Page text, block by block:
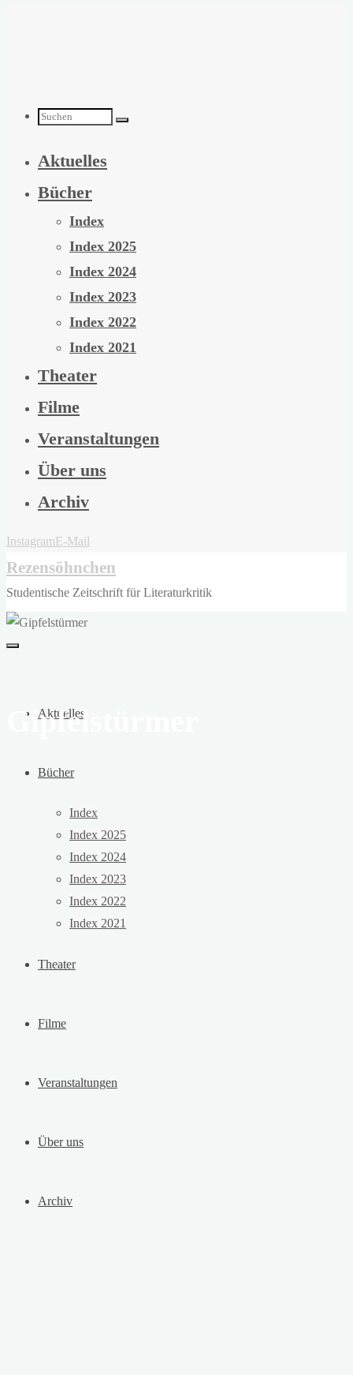
Suchen
nach:
Aktuelles
Bücher
Index
Index 2025
Index 2024
Index 2023
Index 2022
Index 2021
Theater
Filme
Veranstaltungen
Über uns
Archiv
InstagramE-Mail
Rezensöhnchen
Studentische Zeitschrift für Literaturkritik
Aktuelles
Bücher
Index
Index 2025
Index 2024
Index 2023
Index 2022
Index 2021
Theater
Filme
Veranstaltungen
Über uns
Archiv
Gipfelstürmer